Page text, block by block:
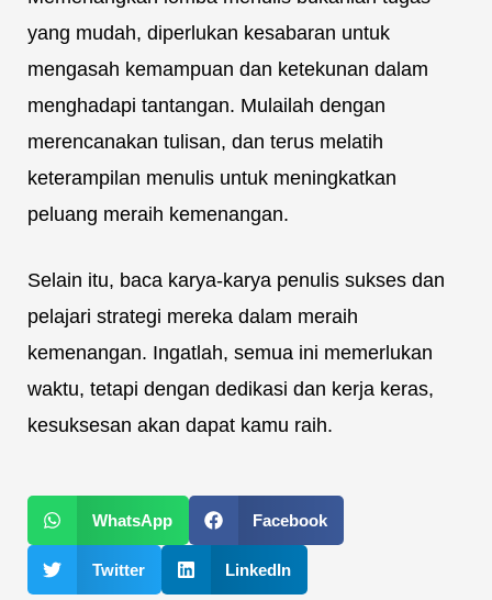
yang mudah, diperlukan kesabaran untuk
mengasah kemampuan dan ketekunan dalam
menghadapi tantangan. Mulailah dengan
merencanakan tulisan, dan terus melatih
keterampilan menulis untuk meningkatkan
peluang meraih kemenangan.
Selain itu, baca karya-karya penulis sukses dan
pelajari strategi mereka dalam meraih
kemenangan. Ingatlah, semua ini memerlukan
waktu, tetapi dengan dedikasi dan kerja keras,
kesuksesan akan dapat kamu raih.
WhatsApp Facebook
Twitter LinkedIn